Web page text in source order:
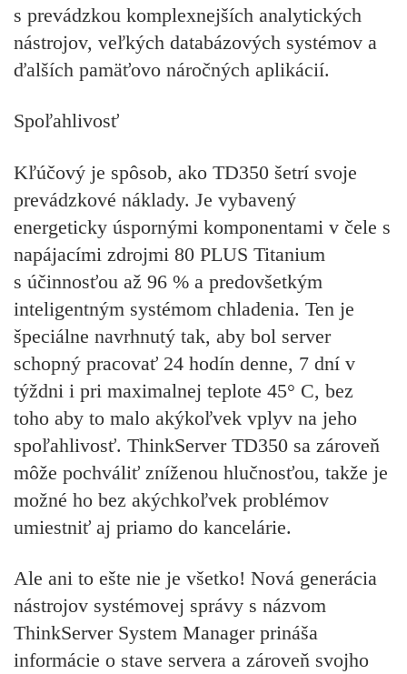
s prevádzkou komplexnejších analytických
nástrojov, veľkých databázových systémov a
ďalších pamäťovo náročných aplikácií.
Spoľahlivosť
Kľúčový je spôsob, ako TD350 šetrí svoje
prevádzkové náklady. Je vybavený
energeticky úspornými komponentami v čele s
napájacími zdrojmi 80 PLUS Titanium
s účinnosťou až 96 % a predovšetkým
inteligentným systémom chladenia. Ten je
špeciálne navrhnutý tak, aby bol server
schopný pracovať 24 hodín denne, 7 dní v
týždni i pri maximalnej teplote 45° C, bez
toho aby to malo akýkoľvek vplyv na jeho
spoľahlivosť. ThinkServer TD350 sa zároveň
môže pochváliť zníženou hlučnosťou, takže je
možné ho bez akýchkoľvek problémov
umiestniť aj priamo do kancelárie.
Ale ani to ešte nie je všetko! Nová generácia
nástrojov systémovej správy s názvom
ThinkServer System Manager prináša
informácie o stave servera a zároveň svojho